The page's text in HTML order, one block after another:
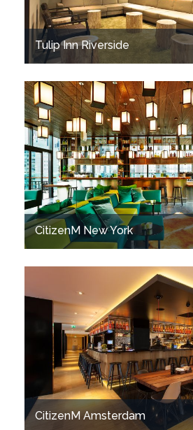
Bekijk project
Bekijk project
Tulip Inn Riverside
CitizenM New York
CitizenM Amsterdam